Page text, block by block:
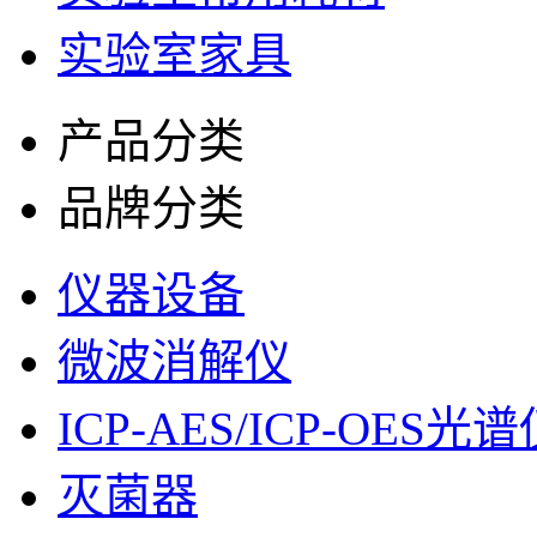
实验室家具
产品分类
品牌分类
仪器设备
微波消解仪
ICP-AES/ICP-OES光谱
灭菌器